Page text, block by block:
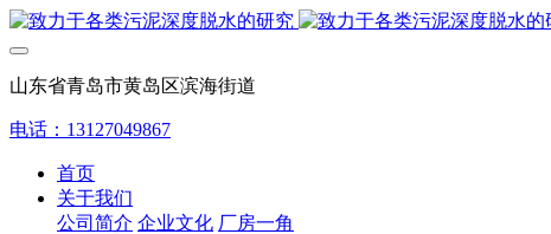
山东省青岛市黄岛区滨海街道
电话：13127049867
首页
关于我们
公司简介 企业文化 厂房一角